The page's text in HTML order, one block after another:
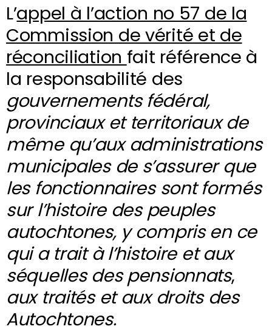
L’appel à l’action no 57 de la
Commission de vérité et de
réconciliation fait référence à
la responsabilité des
gouvernements fédéral,
provinciaux et territoriaux de
même qu’aux administrations
municipales de s’assurer que
les fonctionnaires sont formés
sur l’histoire des peuples
autochtones, y compris en ce
qui a trait à l’histoire et aux
séquelles des pensionnats,
aux traités et aux droits des
Autochtones.